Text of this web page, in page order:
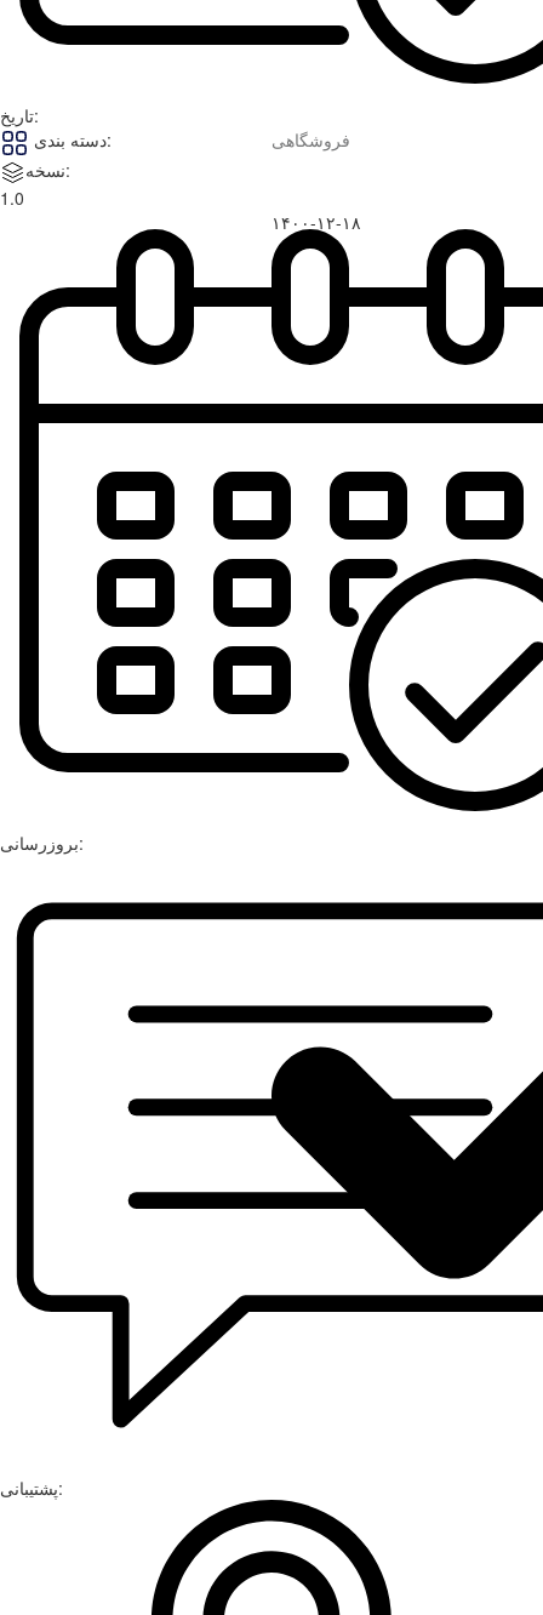
تاریخ:
دسته بندی:
فروشگاهی
نسخه:
1.0
بروزرسانی:
۱۴۰۰-۱۲-۱۸
پشتیبانی: